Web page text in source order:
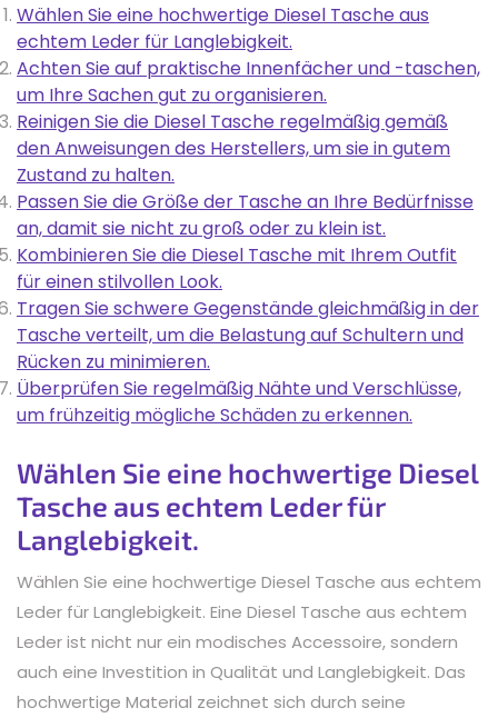
Wählen Sie eine hochwertige Diesel Tasche aus
echtem Leder für Langlebigkeit.
Achten Sie auf praktische Innenfächer und -taschen,
um Ihre Sachen gut zu organisieren.
Reinigen Sie die Diesel Tasche regelmäßig gemäß
den Anweisungen des Herstellers, um sie in gutem
Zustand zu halten.
Passen Sie die Größe der Tasche an Ihre Bedürfnisse
an, damit sie nicht zu groß oder zu klein ist.
Kombinieren Sie die Diesel Tasche mit Ihrem Outfit
für einen stilvollen Look.
Tragen Sie schwere Gegenstände gleichmäßig in der
Tasche verteilt, um die Belastung auf Schultern und
Rücken zu minimieren.
Überprüfen Sie regelmäßig Nähte und Verschlüsse,
um frühzeitig mögliche Schäden zu erkennen.
Wählen Sie eine hochwertige Diesel
Tasche aus echtem Leder für
Langlebigkeit.
Wählen Sie eine hochwertige Diesel Tasche aus echtem
Leder für Langlebigkeit. Eine Diesel Tasche aus echtem
Leder ist nicht nur ein modisches Accessoire, sondern
auch eine Investition in Qualität und Langlebigkeit. Das
hochwertige Material zeichnet sich durch seine